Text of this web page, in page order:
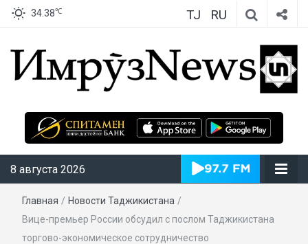
34.38℃ TJ RU
ИмрӯзNews
8 августа 2026
Главная / Новости Таджикистана /
Вице-премьер России обсудил с послом Таджикистана
торгово-экономическое сотрудничество